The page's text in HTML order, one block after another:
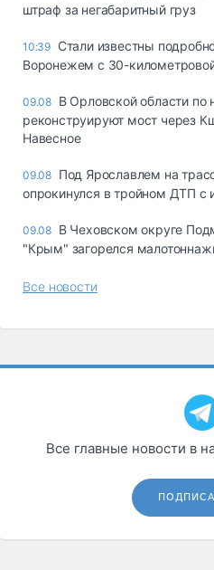
штраф за негабаритный груз
10:39 Стали известны
Воронежем с 30-
09.08 В Орловской области по
реконструируют мост через
Навесное
09.08 Под Ярославлем на
опрокинулся в тройном ДТП с
09.08 В Чеховском округе
"Крым" загорелся
Все новости
Все главные новости в